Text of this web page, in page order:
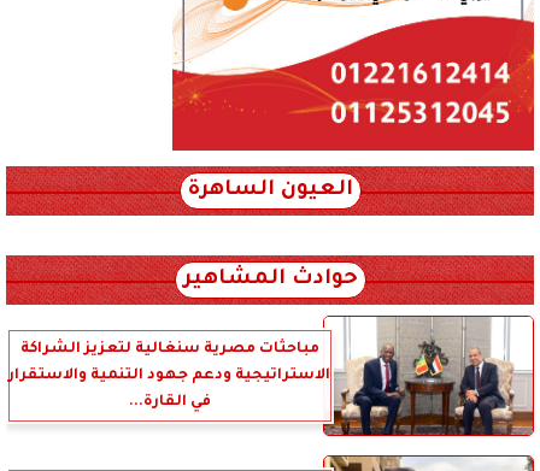
العيون الساهرة
حوادث المشاهير
مباحثات مصرية سنغالية لتعزيز الشراكة
الاستراتيجية ودعم جهود التنمية والاستقرار
في القارة...